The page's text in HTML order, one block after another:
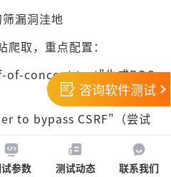
漏洞洼地
取，重点配置：
of-concept test"生成POC
to bypass CSRF"（尝试
咨询软件测试
参数 测试动态 联系我们